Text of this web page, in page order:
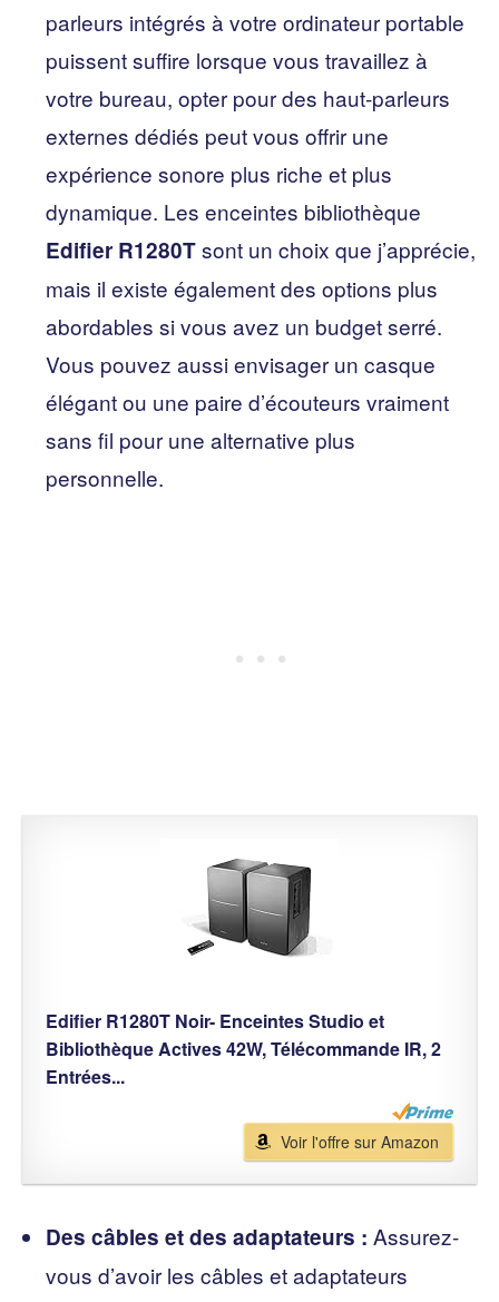
parleurs intégrés à votre ordinateur portable
puissent suffire lorsque vous travaillez à
votre bureau, opter pour des haut-parleurs
externes dédiés peut vous offrir une
expérience sonore plus riche et plus
dynamique. Les enceintes bibliothèque
Edifier R1280Tsont un choix que j’apprécie,
mais il existe également des options plus
abordables si vous avez un budget serré.
Vous pouvez aussi envisager un casque
élégant ou une paire d’écouteurs vraiment
sans fil pour une alternative plus
personnelle.
Edifier R1280T Noir- Enceintes Studio et
Bibliothèque Actives 42W, Télécommande IR, 2
Entrées...
Voir l'offre sur Amazon
Des câbles et des adaptateurs : Assurez-
vous d’avoir les câbles et adaptateurs